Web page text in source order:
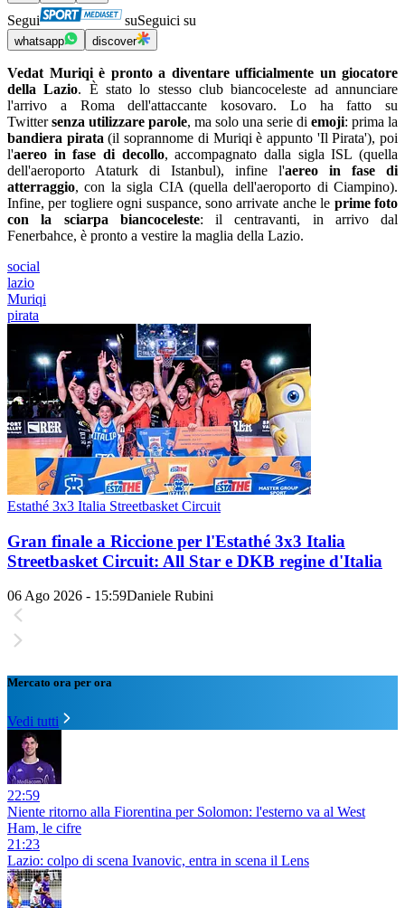
Segui suSeguici su
whatsapp discover
Vedat Muriqi è pronto a diventare ufficialmente un giocatore
della Lazio. È stato lo stesso club biancoceleste ad annunciare
l'arrivo a Roma dell'attaccante kosovaro. Lo ha fatto su
Twittersenza utilizzare parole, ma solo una serie di emoji: prima la
bandiera pirata (il soprannome di Muriqi è appunto 'Il Pirata'), poi
l'aereo in fase di decollo, accompagnato dalla sigla ISL (quella
dell'aeroporto Ataturk di Istanbul), infine l'aereo in fase di
atterraggio, con la sigla CIA (quella dell'aeroporto di Ciampino).
Infine, per togliere ogni suspance, sono arrivate anche le prime foto
con la sciarpa biancoceleste: il centravanti, in arrivo dal
Fenerbahce, è pronto a vestire la maglia della Lazio.
social
lazio
Muriqi
pirata
Estathé 3x3 Italia Streetbasket Circuit
Gran finale a Riccione per l'Estathé 3x3 Italia
Streetbasket Circuit: All Star e DKB regine d'Italia
06 Ago 2026 - 15:59Daniele Rubini
Mercato ora per ora
Vedi tutti
22:59
Niente ritorno alla Fiorentina per Solomon: l'esterno va al West
Ham, le cifre
21:23
Lazio: colpo di scena Ivanovic, entra in scena il Lens